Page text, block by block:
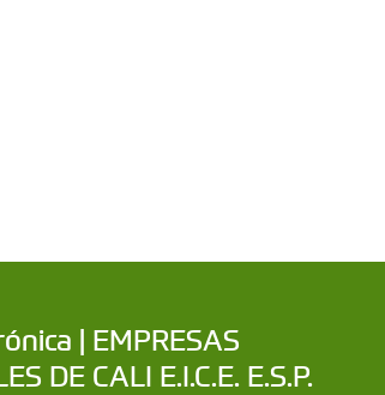
| EMPRESAS
DE CALI E.I.C.E. E.S.P.